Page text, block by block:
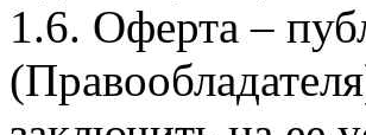
1.6. Оферта –